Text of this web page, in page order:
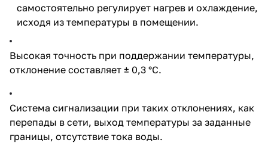
самостоятельно регулирует нагрев и охлаждение,
исходя из температуры в помещении.
Высокая точность при поддержании температуры,
отклонение составляет ± 0,3 °C.
Система сигнализации при таких отклонениях, как
перепады в сети, выход температуры за заданные
границы, отсутствие тока воды.